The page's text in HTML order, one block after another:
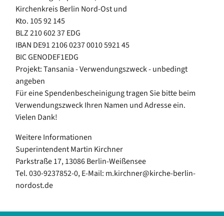
Kirchenkreis Berlin Nord-Ost und
Kto. 105 92 145
BLZ 210 602 37 EDG
IBAN DE91 2106 0237 0010 5921 45
BIC GENODEF1EDG
Projekt: Tansania - Verwendungszweck - unbedingt
angeben
Für eine Spendenbescheinigung tragen Sie bitte beim
Verwendungszweck Ihren Namen und Adresse ein.
Vielen Dank!
Weitere Informationen
Superintendent Martin Kirchner
Parkstraße 17, 13086 Berlin-Weißensee
Tel. 030-9237852-0, E-Mail: m.kirchner@kirche-berlin-
nordost.de